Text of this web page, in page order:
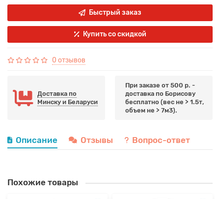
Быстрый заказ
Купить со скидкой
0 отзывов
Доставка по
Минску и Беларуси
При заказе от 500 р. -
доставка по Борисову
бесплатно (вес не > 1.5т,
объем не > 7м3).
Описание Отзывы Вопрос-ответ
Похожие товары